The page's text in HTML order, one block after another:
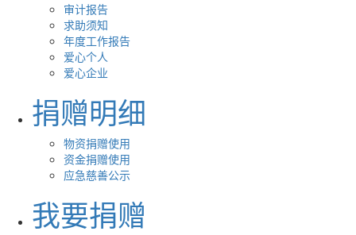
审计报告
求助须知
年度工作报告
爱心个人
爱心企业
捐赠明细
物资捐赠使用
资金捐赠使用
应急慈善公示
我要捐赠